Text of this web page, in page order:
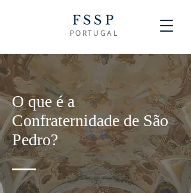
FSSP
PORTUGAL
O que é a
Confraternidade de São
Pedro?